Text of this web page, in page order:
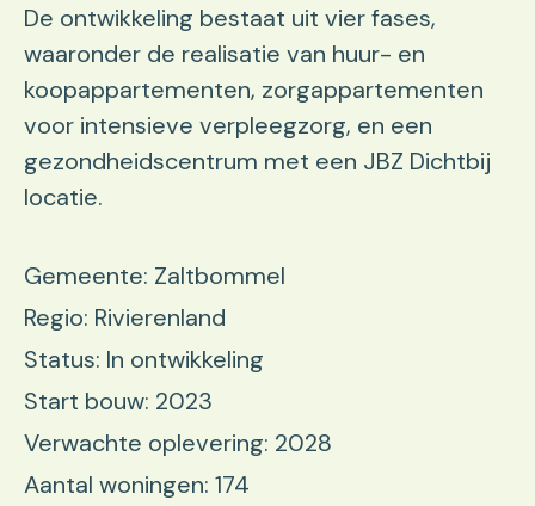
De ontwikkeling bestaat uit vier fases,
waaronder de realisatie van huur- en
koopappartementen, zorgappartementen
voor intensieve verpleegzorg, en een
gezondheidscentrum met een JBZ Dichtbij
locatie.
Gemeente: Zaltbommel
Regio: Rivierenland
Status: In ontwikkeling
Start bouw: 2023
Verwachte oplevering: 2028
Aantal woningen: 174